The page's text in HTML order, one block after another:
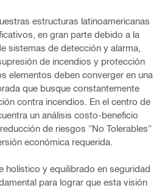
estructuras latinoamericanas
en gran parte debido a la
sistemas de detección y alarma,
de incendios y protección
elementos deben converger en una
que busque constantemente
contra incendios. En el centro de
un análisis costo-beneficio
de riesgos "No Tolerables"
económica requerida.
holístico y equilibrado en seguridad
para lograr que esta visión